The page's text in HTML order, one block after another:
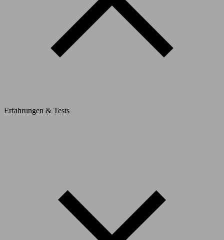
Erfahrungen & Tests